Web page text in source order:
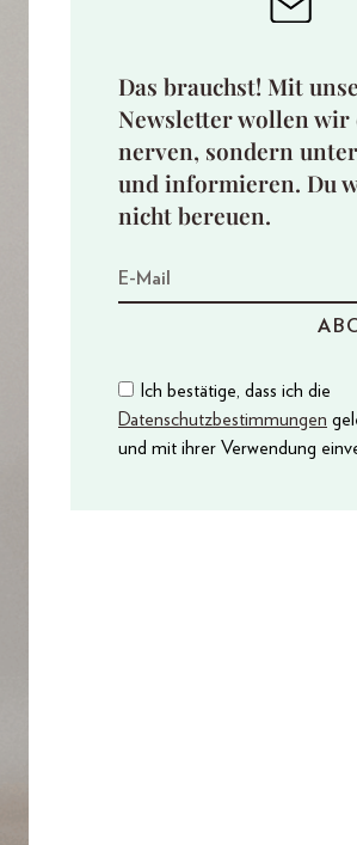
Das brauchst! Mit
Newsletter wollen wir
nerven, sondern
und informieren. Du
nicht bereuen.
Ich bestätige, dass ich die
Datenschutzbestimmungen
und mit ihrer Verwendung